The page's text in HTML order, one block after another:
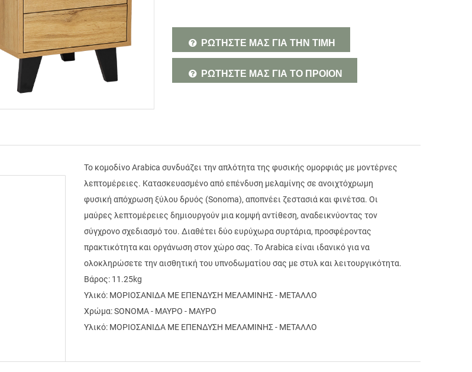
ΠΑΙΔΙΚΑ ΕΠΙΠΛΑ
ΡΩΤΗΣΤΕ ΜΑΣ ΓΙΑ ΤΗΝ ΤΙΜΗ
ΡΩΤΗΣΤΕ ΜΑΣ ΓΙΑ ΤΟ ΠΡΟΙΟΝ
Το κομοδίνο Arabica συνδυάζει την απλότητα της φυσικής ομορφιάς με μοντέρνες
λεπτομέρειες. Κατασκευασμένο από επένδυση μελαμίνης σε ανοιχτόχρωμη
φυσική απόχρωση ξύλου δρυός (Sonoma), αποπνέει ζεστασιά και φινέτσα. Οι
μαύρες λεπτομέρειες δημιουργούν μια κομψή αντίθεση, αναδεικνύοντας τον
σύγχρονο σχεδιασμό του. Διαθέτει δύο ευρύχωρα συρτάρια, προσφέροντας
πρακτικότητα και οργάνωση στον χώρο σας. Το Arabica είναι ιδανικό για να
ολοκληρώσετε την αισθητική του υπνοδωματίου σας με στυλ και λειτουργικότητα.
Βάρος: 11.25kg
Υλικό: ΜΟΡΙΟΣΑΝΙΔΑ ΜΕ ΕΠΕΝΔΥΣΗ ΜΕΛΑΜΙΝΗΣ - ΜΕΤΑΛΛΟ
Χρώμα: SONOMA - ΜΑΥΡΟ - ΜΑΥΡΟ
Υλικό: ΜΟΡΙΟΣΑΝΙΔΑ ΜΕ ΕΠΕΝΔΥΣΗ ΜΕΛΑΜΙΝΗΣ - ΜΕΤΑΛΛΟ